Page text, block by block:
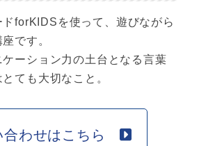
forKIDSを使って、遊びながら
です。
ーション力の土台となる言葉
ても大切なこと。
合わせはこちら